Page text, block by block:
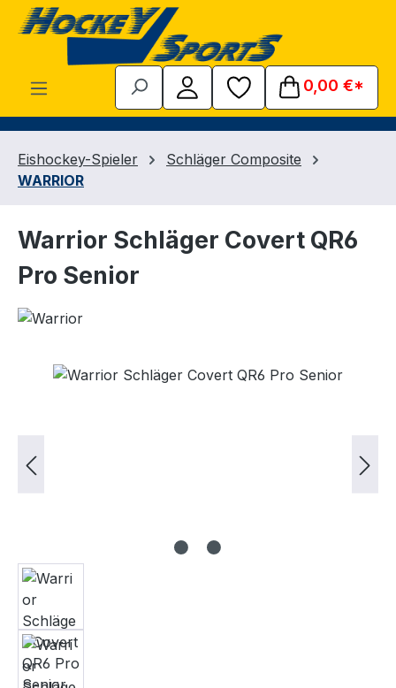
Zum Hauptinhalt springen
0,00 €*
Eishockey-Spieler
Schläger Composite
WARRIOR
Warrior Schläger Covert QR6
Pro Senior
Bildergalerie überspringen